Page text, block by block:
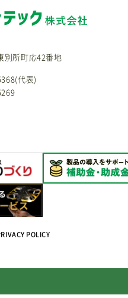
別所町応42番地
代表)
POLICY